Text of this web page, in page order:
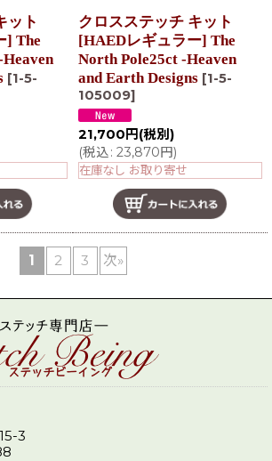
ット
] The
[1-5-
クロスステッチ キット
[HAEDレギュラー] The
North Pole25ct -Heaven
and Earth Designs [1-5-
105009]
21,700 円 (税別)
(税込: 23,870円)
在庫なし お取り寄せ
1 2 3 次»
3